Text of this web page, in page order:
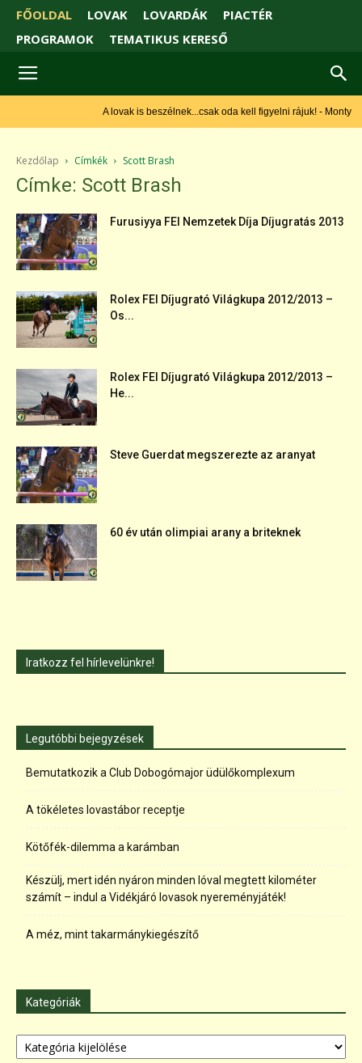
FŐOLDAL LOVAK LOVARDÁK
PIACTÉR
PROGRAMOK
TEMATIKUS KERESŐ
A lovak is beszélnek...csak oda kell figyelni rájuk! - Monty
Kezdőlap Címkék Scott Brash
Címke: Scott Brash
Furusiyya FEI Nemzetek Díja Díjugratás 2013
Rolex FEI Díjugrató Világkupa 2012/2013 –
Os...
Rolex FEI Díjugrató Világkupa 2012/2013 –
He...
Steve Guerdat megszerezte az aranyat
60 év után olimpiai arany a briteknek
Iratkozz fel hírlevelünkre!
Legutóbbi bejegyzések
Bemutatkozik a Club Dobogómajor üdülőkomplexum
A tökéletes lovastábor receptje
Kötőfék-dilemma a karámban
Készülj, mert idén nyáron minden lóval megtett kilométer
számít – indul a Vidékjáró lovasok nyereményjáték!
A méz, mint takarmánykiegészítő
Kategóriák
Kategóriák